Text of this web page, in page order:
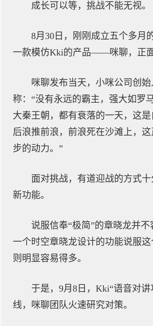
成长可以等，挑战不能无视。
8月30日，刚刚成立五个多月
一款模仿Kki的产品——咪聊，正面
咪聊发布当天，小咪公司创
称：“没有永远的霸主，强大如罗
大秦王朝，都有衰落的一天，这
后浪推前浪，前浪死在沙滩上，
步的动力。”
面对挑战，有道迎战的方式
新功能。
说服信奉“极简”的章晓龙并
一个时空章晓龙设计的功能说服
则明显容易得多。
于是，9月8日，Kki“语音对讲
线，咪聊团队火速研究对策。